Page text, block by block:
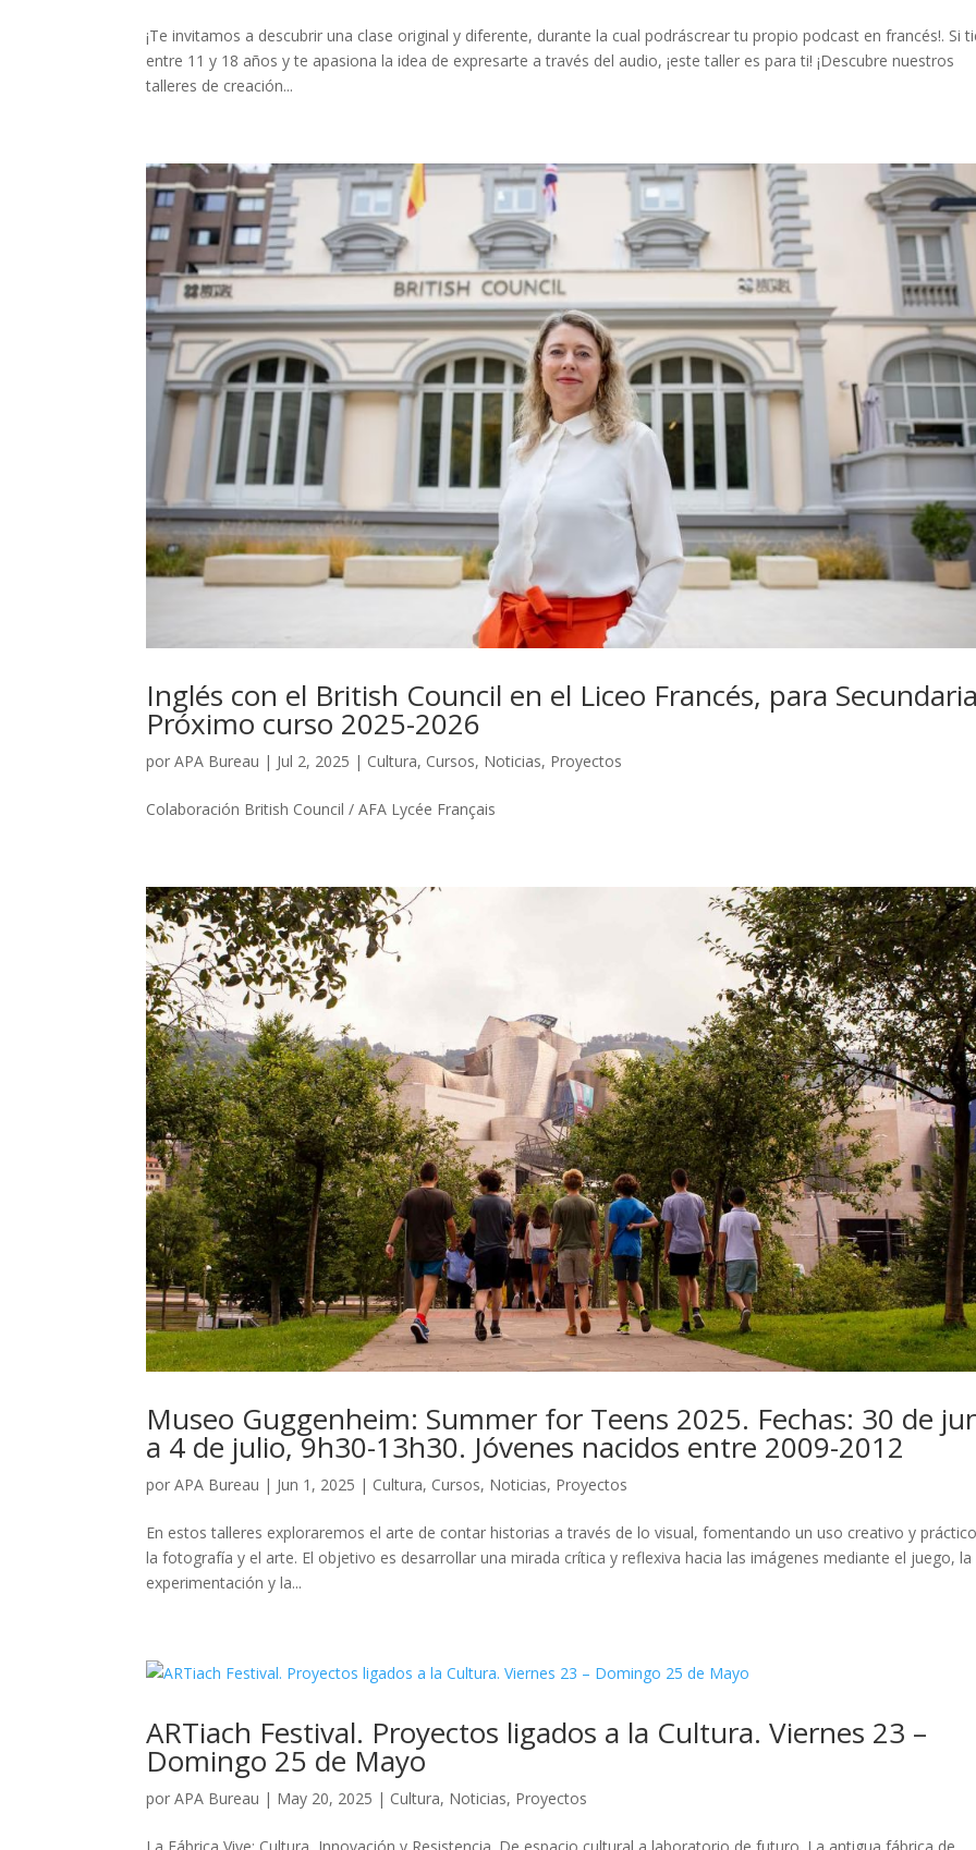
¡Te invitamos a descubrir una clase original y diferente, durante la cual podráscrear tu propio podcast en francés!. Si
entre 11 y 18 años y te apasiona la idea de expresarte a través del audio, ¡este taller es para ti! ¡Descubre nuestros
talleres de creación...
Inglés con el British Council en el Liceo Francés, para
Próximo curso 2025-2026
porAPA Bureau | Jul 2, 2025 | Cultura, Cursos, Noticias, Proyectos
Colaboración British Council / AFA Lycée Français
Museo Guggenheim: Summer for Teens 2025. Fechas: 30 de
a 4 de julio, 9h30-13h30. Jóvenes nacidos entre 2009-2012
porAPA Bureau | Jun 1, 2025 | Cultura, Cursos, Noticias, Proyectos
En estos talleres exploraremos el arte de contar historias a través de lo visual, fomentando un uso creativo y
la fotografía y el arte. El objetivo es desarrollar una mirada crítica y reflexiva hacia las imágenes mediante el juego, la
experimentación y la...
ARTiach Festival. Proyectos ligados a la Cultura. Viernes 23 –
Domingo 25 de Mayo
porAPA Bureau | May 20, 2025 | Cultura, Noticias, Proyectos